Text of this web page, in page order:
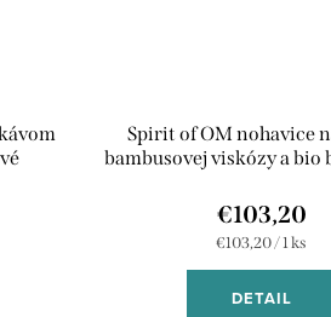
Spirit of OM nohavice
bambusovej viskózy a bio
€103,20
Jednotková
cena:
€103,20 / 1 ks
DETAIL